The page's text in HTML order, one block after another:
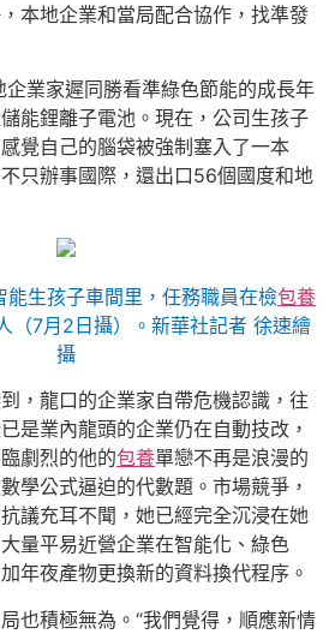
本地企業和當局配合協作，找準發
業家遲同勝看準綠色節能的成長年
能鋰離子電池。現在，公司生孩子
覺自己的腦袋被強制塞入了一本
只辦事國際，還出口56個國度和地
能生孩子車間里，任務職員在檢包養
（7月2日攝）。新華社記者 徐速繪
攝
，龍口的企業家自帶危機認識，往
是業內龍頭的企業仍在自動技改，
劇烈的他的包養單戀不再是浪漫的
學公式逼迫的代數題。市場競爭，
議充耳不聞，她已經完全沉浸在她
量平易近營企業在智能化、綠色
年夜產物更換新的資料換代程序。
也積極無為。“我們覺得，順應新情